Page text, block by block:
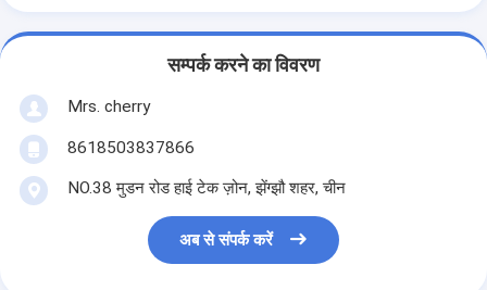
सम्पर्क करने का विवरण
Mrs. cherry
8618503837866
NO.38 मुडन रोड हाई टेक ज़ोन, झेंग्झौ शहर, चीन
अब से संपर्क करें